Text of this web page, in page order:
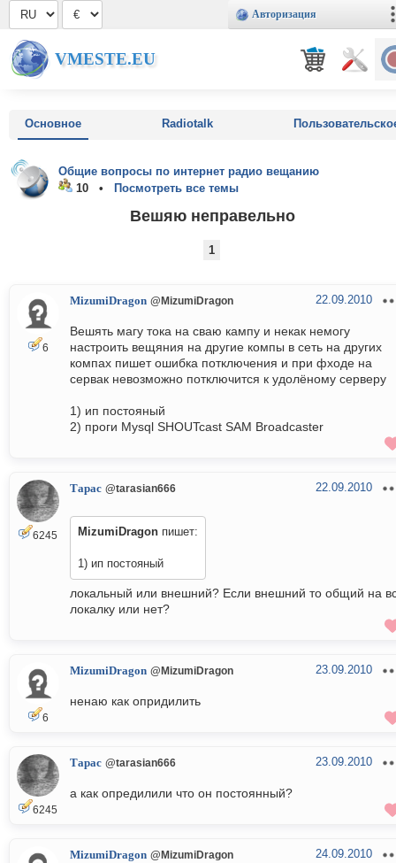
Авторизация
VMESTE.EU
Основное Radiotalk
Общие вопросы по интернет радио вещанию
10 •
Посмотреть все темы
Вешяю неправельно
1
6
MizumiDragon @MizumiDragon 22.09.2010
Вешять магу тока на сваю кампу и некак немогу
настроить вещяния на другие компы в сеть на других
компах пишет ошибка потключения и при фходе на
сервак невозможно потключится к удолёному серверу
1) ип постояный
2) проги Мysql SHOUTcast SAM Broadcaster
6245
Тарас @tarasian666 22.09.2010
MizumiDragon пишет:
1) ип постояный
локальный или внешний? Если внешний то общий на
локалку или нет?
6
MizumiDragon @MizumiDragon 23.09.2010
ненаю как опридилить
6245
Тарас @tarasian666 23.09.2010
а как опредилили что он постоянный?
MizumiDragon @MizumiDragon 24.09.2010